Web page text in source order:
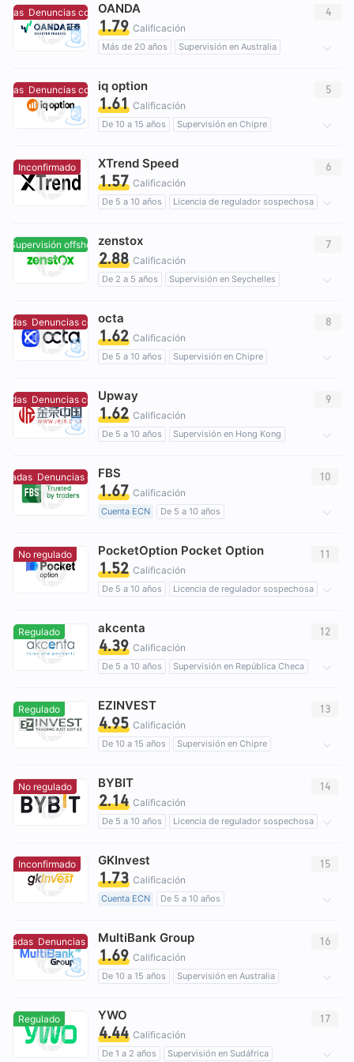
Licencia completa de MT4
Riesgo potencial alto
Denuncias concentradas
OANDA
1.79 Calificación
Más de 20 años
Supervisión en Australia
Licencia completa de MT4
Riesgo potencial alto
4
Denuncias concentradas
iq option
1.61 Calificación
De 10 a 15 años
Supervisión en Chipre
Negocio global
Riesgo potencial alto
5
Inconfirmado XTrend Speed
1.57 Calificación
De 5 a 10 años
Licencia de regulador sospechosa
6
Supervisión offshore Supervisión offshore
zenstox
2.88 Calificación
De 2 a 5 años
Supervisión en Seychelles
Supervisión offshore
7
Denuncias concentradas
octa
1.62 Calificación
De 5 a 10 años
Supervisión en Chipre
Licencia completa de MT4
Riesgo potencial alto
8
Denuncias concentradas
Upway
1.62 Calificación
De 5 a 10 años
Supervisión en Hong Kong
Licencia completa de MT5
Riesgo potencial alto
9
Denuncias concentradas
FBS
1.67 Calificación
Cuenta ECN
De 5 a 10 años
Creación Mercado Forex (MM)
Licencia completa de MT4
Riesgo potencial alto
10
No regulado PocketOption Pocket Option
1.52 Calificación
De 5 a 10 años
Licencia de regulador sospechosa
Riesgo potencial alto
11
Regulado akcenta
4.39 Calificación
De 5 a 10 años
Supervisión en República Checa
Zona de negocio sospechoso
12
Regulado EZINVEST
4.95 Calificación
De 10 a 15 años
Supervisión en Chipre
Licencia completa de MT4
Riesgo potencial alto
13
No regulado BYBIT
2.14 Calificación
De 5 a 10 años
Licencia de regulador sospechosa
Riesgo potencial alto
14
Inconfirmado GKInvest
1.73 Calificación
Cuenta ECN
De 5 a 10 años
Riesgo potencial alto
15
Denuncias concentradasMultiBank Group
1.69 Calificación
De 10 a 15 años
Supervisión en Australia
Licencia completa de MT4
Riesgo potencial alto
16
Regulado YWO
4.44 Calificación
De 1 a 2 años
Supervisión en Sudáfrica
17